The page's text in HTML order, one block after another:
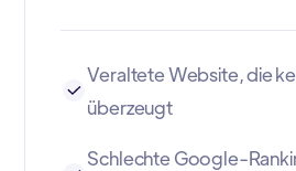
Veraltete Website, die
überzeugt
Schlechte Google-